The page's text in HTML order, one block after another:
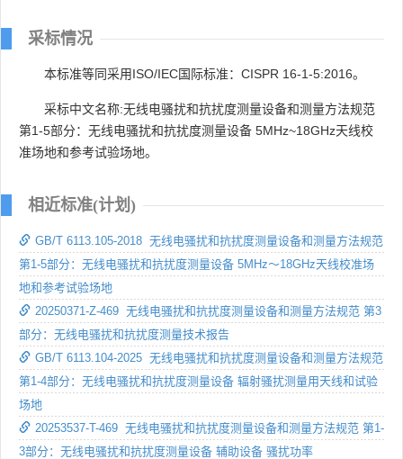
采标情况
本标准等同采用ISO/IEC国际标准：CISPR 16-1-5:2016。
采标中文名称:无线电骚扰和抗扰度测量设备和测量方法规范
第1-5部分：无线电骚扰和抗扰度测量设备 5MHz~18GHz天线校
准场地和参考试验场地。
相近标准(计划)
GB/T 6113.105-2018 无线电骚扰和抗扰度测量设备和测量方法规范
第1-5部分：无线电骚扰和抗扰度测量设备 5MHz～18GHz天线校准场
地和参考试验场地
20250371-Z-469 无线电骚扰和抗扰度测量设备和测量方法规范 第3
部分：无线电骚扰和抗扰度测量技术报告
GB/T 6113.104-2025 无线电骚扰和抗扰度测量设备和测量方法规范
第1-4部分：无线电骚扰和抗扰度测量设备 辐射骚扰测量用天线和试验
场地
20253537-T-469 无线电骚扰和抗扰度测量设备和测量方法规范 第1-
3部分：无线电骚扰和抗扰度测量设备 辅助设备 骚扰功率